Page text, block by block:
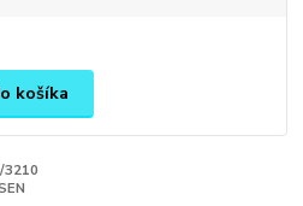
košíka
3210